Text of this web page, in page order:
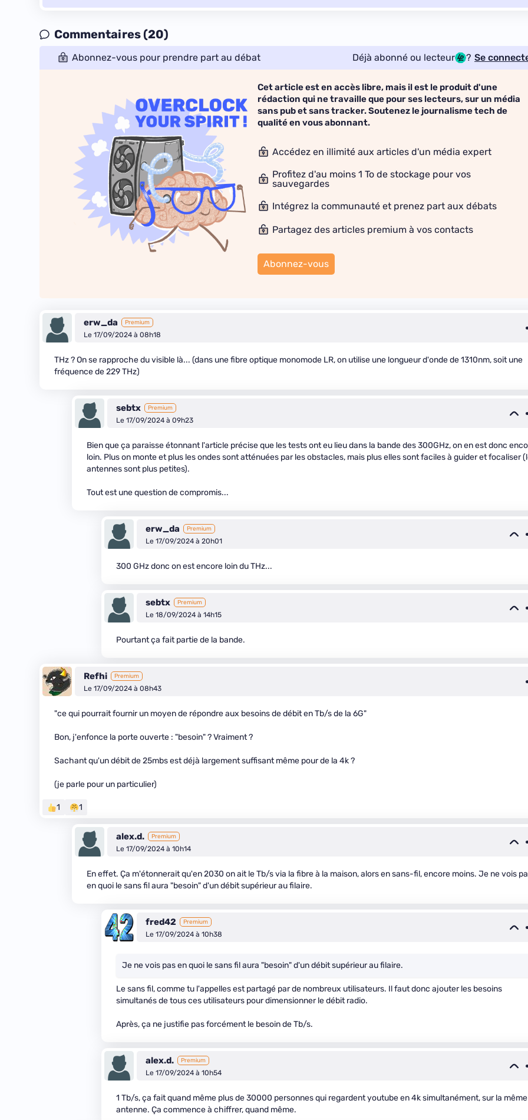
Commentaires (20)
Abonnez-vous pour prendre part au débat Déjà abonné ou lecteur ? Se
Cet article est en accès libre, mais il est le produit d'une
rédaction qui ne travaille que pour ses lecteurs, sur un média
sans pub et sans tracker. Soutenez le journalisme tech de
qualité en vous abonnant.
Accédez en illimité aux articles d'un média expert
Profitez d'au moins 1 To de stockage pour vos
sauvegardes
Intégrez la communauté et prenez part aux débats
Partagez des articles premium à vos contacts
Abonnez-vous
erw_da Premium
Le 17/09/2024 à 08h18
THz ? On se rapproche du visible là... (dans une fibre optique monomode LR, on utilise une longueur d'onde de 1310nm, soit une
fréquence de 229 THz)
sebtx Premium
Le 17/09/2024 à 09h23
Bien que ça paraisse étonnant l'article précise que les tests ont eu lieu dans la bande des 300GHz, on en est donc
loin. Plus on monte et plus les ondes sont atténuées par les obstacles, mais plus elles sont faciles à guider et focaliser
antennes sont plus petites).
Tout est une question de compromis...
erw_da Premium
Le 17/09/2024 à 20h01
300 GHz donc on est encore loin du THz...
sebtx Premium
Le 18/09/2024 à 14h15
Pourtant ça fait partie de la bande.
Refhi Premium
Le 17/09/2024 à 08h43
"ce qui pourrait fournir un moyen de répondre aux besoins de débit en Tb/s de la 6G"
Bon, j'enfonce la porte ouverte : "besoin" ? Vraiment ?
Sachant qu'un débit de 25mbs est déjà largement suffisant même pour de la 4k ?
(je parle pour un particulier)
1 1
alex.d. Premium
Le 17/09/2024 à 10h14
En effet. Ça m'étonnerait qu'en 2030 on ait le Tb/s via la fibre à la maison, alors en sans-fil, encore moins. Je ne vois
en quoi le sans fil aura "besoin" d'un débit supérieur au filaire.
fred42 Premium
Le 17/09/2024 à 10h38
Je ne vois pas en quoi le sans fil aura "besoin" d'un débit supérieur au filaire.
Le sans fil, comme tu l'appelles est partagé par de nombreux utilisateurs. Il faut donc ajouter les besoins
simultanés de tous ces utilisateurs pour dimensionner le débit radio.
Après, ça ne justifie pas forcément le besoin de Tb/s.
alex.d. Premium
Le 17/09/2024 à 10h54
1 Tb/s, ça fait quand même plus de 30000 personnes qui regardent youtube en 4k simultanément, sur la même
antenne. Ça commence à chiffrer, quand même.